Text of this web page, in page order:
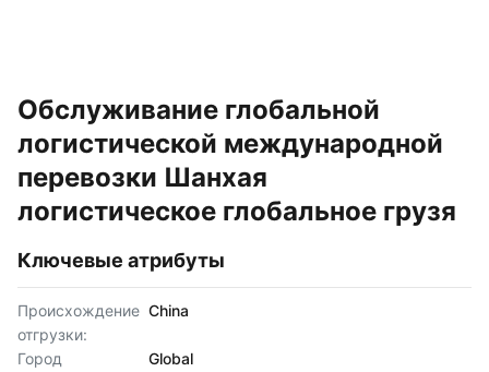
Обслуживание глобальной
логистической международной
перевозки Шанхая
логистическое глобальное грузя
Ключевые атрибуты
Происхождение
отгрузки:
China
Город
Global